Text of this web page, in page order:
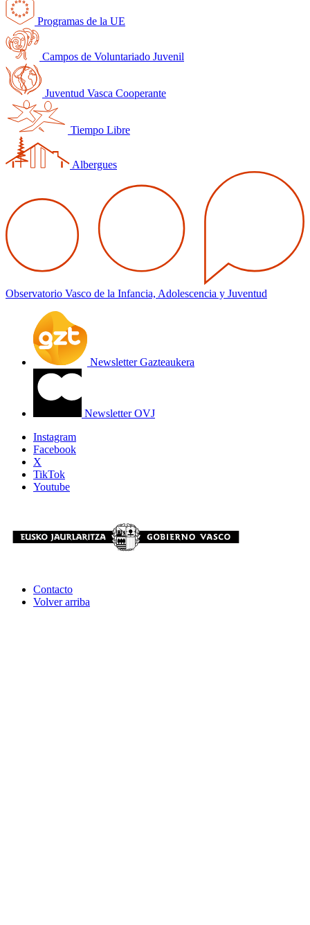
Programas de la UE
Campos de Voluntariado Juvenil
Juventud Vasca Cooperante
Tiempo Libre
Albergues
Observatorio Vasco de la Infancia, Adolescencia y Juventud
Newsletter Gazteaukera
Newsletter OVJ
Instagram
Facebook
X
TikTok
Youtube
Contacto
Volver arriba